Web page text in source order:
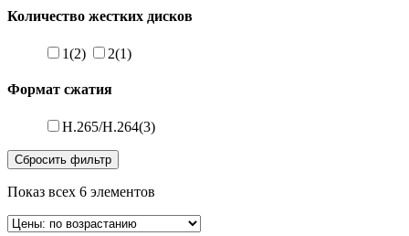
Количество жестких дисков
1(2) 2(1)
Формат сжатия
H.265/H.264(3)
Сбросить фильтр
Показ всех 6 элементов